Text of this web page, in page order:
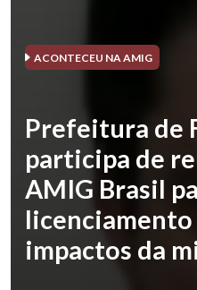
ACONTECEU NA AMIG
Prefeitura de
participa de
AMIG Brasil
impactos da